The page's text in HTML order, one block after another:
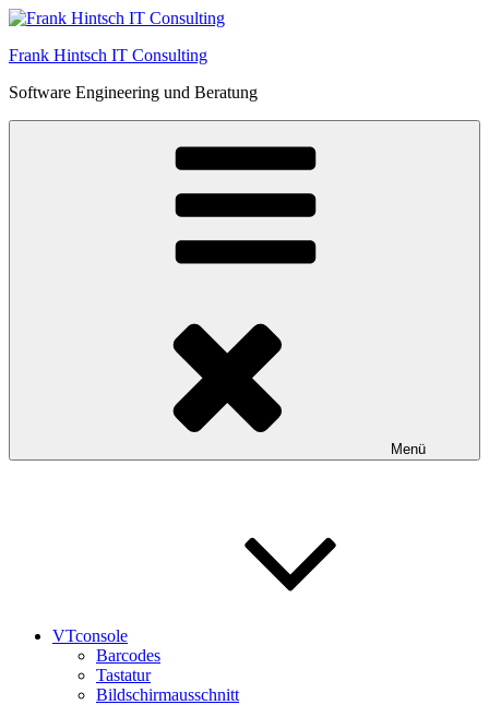
Zum
springen
Frank Hintsch IT Consulting
Software Engineering und Beratung
Menü
VTconsole
Barcodes
Tastatur
Bildschirmausschnitt